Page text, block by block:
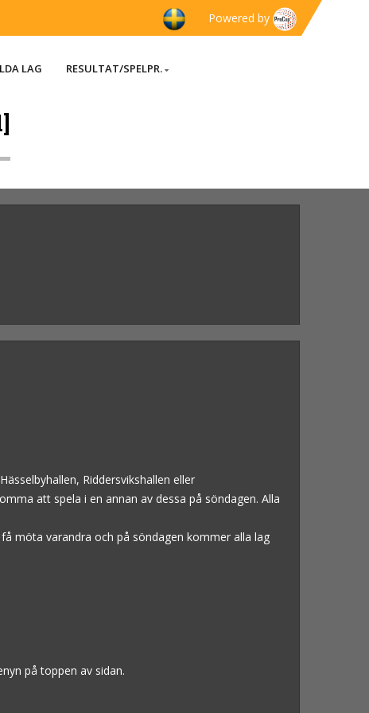
Powered by
LAG RESULTAT/SPELPR.
Riddersvikshallen eller
att spela i en annan av dessa på söndagen. Alla
möta varandra och på söndagen kommer alla lag
på toppen av sidan.